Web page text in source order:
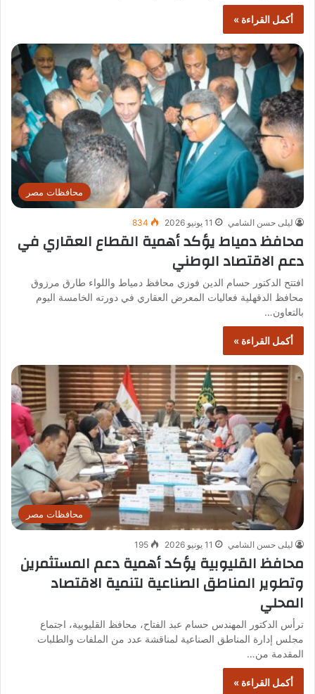
أكمل القراءة »
محافظات مصر
ليلى حسن الشامي 11 يونيو 2026 834
محافظ دمياط يؤكد أهمية القطاع العقاري في
دعم الاقتصاد الوطني
افتتح الدكتور حسام الدين فوزي محافظ دمياط واللواء طارق مرزوق
محافظ الدقهلية فعاليات المعرض العقاري في دورته الخامسة اليوم
بالتعاون…
أكمل القراءة »
محافظات مصر
ليلى حسن الشامي 11 يونيو 2026 195
محافظ القليوبية يؤكد أهمية دعم المستثمرين
وتطوير المناطق الصناعية لتنمية الاقتصاد
المحلي
ترأس الدكتور المهندس حسام عبد الفتاح، محافظ القليوبية، اجتماع
مجلس إدارة المناطق الصناعية لمناقشة عدد من الملفات والطلبات
المقدمة من…
أكمل القراءة »